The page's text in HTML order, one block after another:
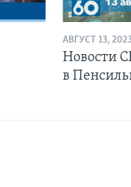
АВГУСТ 13,
Новости
в